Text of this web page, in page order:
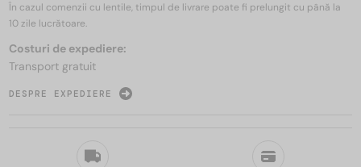
În cazul comenzii cu lentile, timpul de livrare poate fi prelungit cu până la
10 zile lucrătoare.
Costuri de expediere:
Transport gratuit
DESPRE EXPEDIERE